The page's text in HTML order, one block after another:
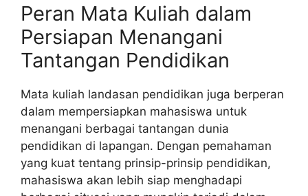
Peran Mata Kuliah dalam
Persiapan Menangani
Tantangan Pendidikan
Mata kuliah landasan pendidikan juga berperan
dalam mempersiapkan mahasiswa untuk
menangani berbagai tantangan dunia
pendidikan di lapangan. Dengan pemahaman
yang kuat tentang prinsip-prinsip pendidikan,
mahasiswa akan lebih siap menghadapi